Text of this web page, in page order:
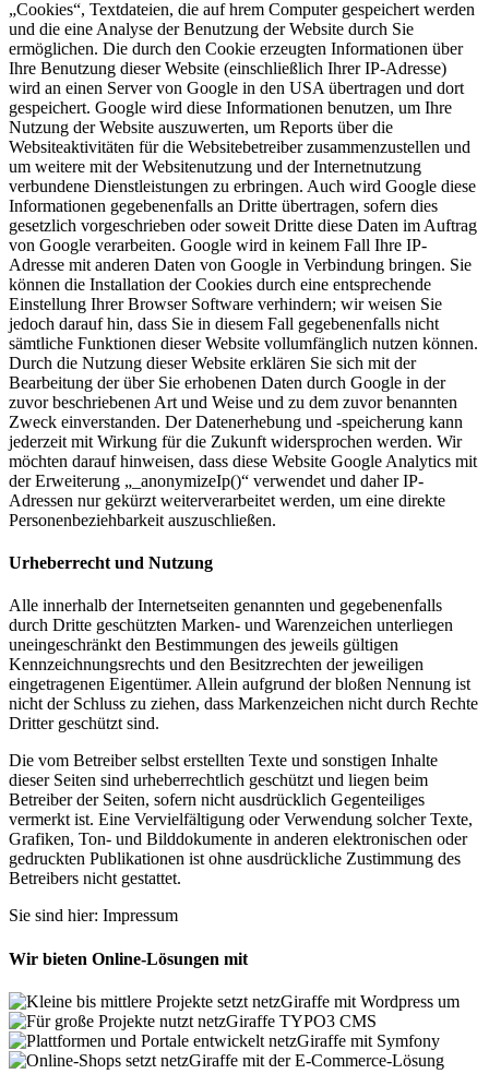
„Cookies“, Textdateien, die auf hrem Computer gespeichert werden
und die eine Analyse der Benutzung der Website durch Sie
ermöglichen. Die durch den Cookie erzeugten Informationen über
Ihre Benutzung dieser Website (einschließlich Ihrer IP-Adresse)
wird an einen Server von Google in den USA übertragen und dort
gespeichert. Google wird diese Informationen benutzen, um Ihre
Nutzung der Website auszuwerten, um Reports über die
Websiteaktivitäten für die Websitebetreiber zusammenzustellen und
um weitere mit der Websitenutzung und der Internetnutzung
verbundene Dienstleistungen zu erbringen. Auch wird Google diese
Informationen gegebenenfalls an Dritte übertragen, sofern dies
gesetzlich vorgeschrieben oder soweit Dritte diese Daten im Auftrag
von Google verarbeiten. Google wird in keinem Fall Ihre IP-
Adresse mit anderen Daten von Google in Verbindung bringen. Sie
können die Installation der Cookies durch eine entsprechende
Einstellung Ihrer Browser Software verhindern; wir weisen Sie
jedoch darauf hin, dass Sie in diesem Fall gegebenenfalls nicht
sämtliche Funktionen dieser Website vollumfänglich nutzen können.
Durch die Nutzung dieser Website erklären Sie sich mit der
Bearbeitung der über Sie erhobenen Daten durch Google in der
zuvor beschriebenen Art und Weise und zu dem zuvor benannten
Zweck einverstanden. Der Datenerhebung und -speicherung kann
jederzeit mit Wirkung für die Zukunft widersprochen werden. Wir
möchten darauf hinweisen, dass diese Website Google Analytics mit
der Erweiterung „_anonymizeIp()“ verwendet und daher IP-
Adressen nur gekürzt weiterverarbeitet werden, um eine direkte
Personenbeziehbarkeit auszuschließen.
Urheberrecht und Nutzung
Alle innerhalb der Internetseiten genannten und gegebenenfalls
durch Dritte geschützten Marken- und Warenzeichen unterliegen
uneingeschränkt den Bestimmungen des jeweils gültigen
Kennzeichnungsrechts und den Besitzrechten der jeweiligen
eingetragenen Eigentümer. Allein aufgrund der bloßen Nennung ist
nicht der Schluss zu ziehen, dass Markenzeichen nicht durch Rechte
Dritter geschützt sind.
Die vom Betreiber selbst erstellten Texte und sonstigen Inhalte
dieser Seiten sind urheberrechtlich geschützt und liegen beim
Betreiber der Seiten, sofern nicht ausdrücklich Gegenteiliges
vermerkt ist. Eine Vervielfältigung oder Verwendung solcher Texte,
Grafiken, Ton- und Bilddokumente in anderen elektronischen oder
gedruckten Publikationen ist ohne ausdrückliche Zustimmung des
Betreibers nicht gestattet.
Sie sind hier: Impressum
Wir bieten Online-Lösungen mit